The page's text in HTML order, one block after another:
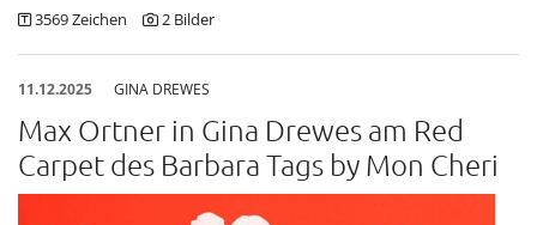
3569 Zeichen 2 Bilder
11.12.2025 GINA DREWES
Max Ortner in Gina Drewes am Red
Carpet des Barbara Tags by Mon Cheri